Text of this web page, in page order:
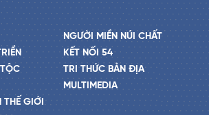
THẾ GIỚI
NGƯỜI MIỀN NÚI CHẤT
KẾT NỐI 54
TRI THỨC BẢN ĐỊA
MULTIMEDIA